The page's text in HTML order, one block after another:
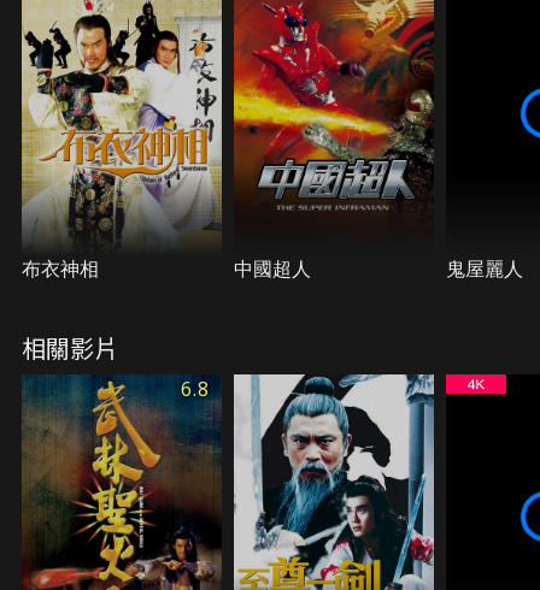
布衣神相 中國超人 鬼屋麗人
相關影片
6.8